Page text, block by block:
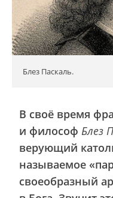
Блез Паскаль.
В своё время
и философ Блез
верующий
называемое
своеобразный